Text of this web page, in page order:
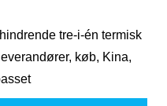
tre-i-én termisk
køb, Kina,